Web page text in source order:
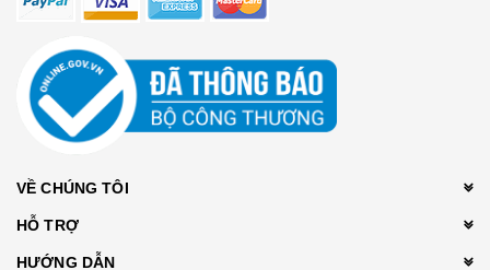
VỀ CHÚNG TÔI
HỖ TRỢ
HƯỚNG DẪN